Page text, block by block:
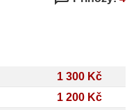
1 300 Kč
1 200 Kč